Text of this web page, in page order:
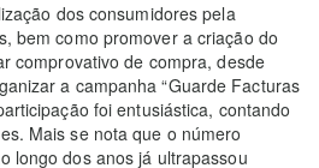
dos consumidores pela
bem como promover a criação do
comprovativo de compra, desde
a campanha “Guarde Facturas
foi entusiástica, contando
Mais se nota que o número
longo dos anos já ultrapassou